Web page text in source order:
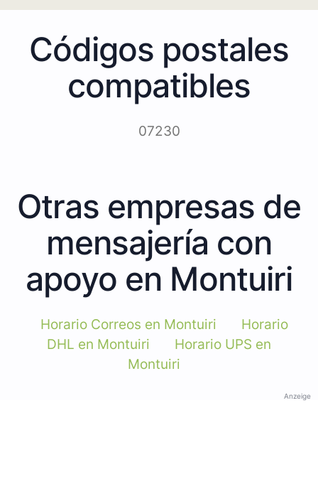
Códigos postales
compatibles
07230
Otras empresas de
mensajería con
apoyo en Montuiri
Horario Correos en Montuiri
Horario
DHL en Montuiri
Horario UPS en
Montuiri
Anzeige